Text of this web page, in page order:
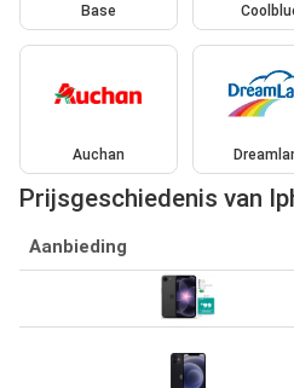
Base
Auchan
Prijsgeschiedenis van
Aanbieding